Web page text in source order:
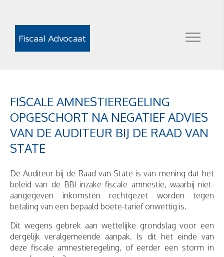
FISCALE AMNESTIEREGELING
OPGESCHORT NA NEGATIEF ADVIES
VAN DE AUDITEUR BIJ DE RAAD VAN
STATE
De Auditeur bij de Raad van State is van mening dat het
beleid van de BBI inzake fiscale amnestie, waarbij niet-
aangegeven inkomsten rechtgezet worden tegen
betaling van een bepaald boete-tarief onwettig is.
Dit wegens gebrek aan wettelijke grondslag voor een
dergelijk veralgemeende aanpak. Is dit het einde van
deze fiscale amnestieregeling, of eerder een storm in